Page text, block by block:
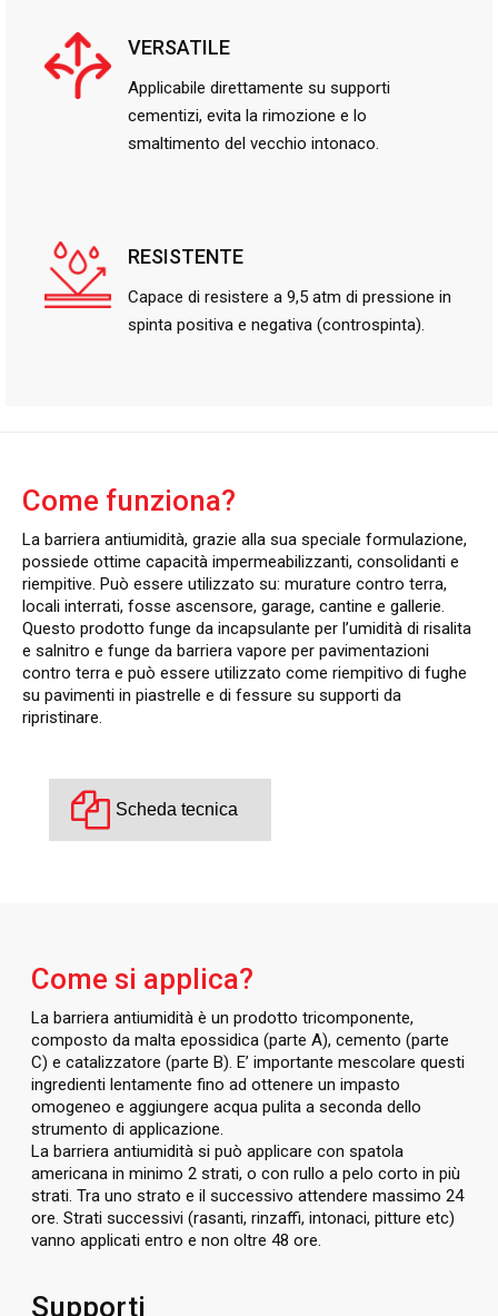
VERSATILE
Applicabile direttamente su supporti
cementizi, evita la rimozione e lo
smaltimento del vecchio intonaco.
RESISTENTE
Capace di resistere a 9,5 atm di pressione in
spinta positiva e negativa (controspinta).
Come funziona?
La barriera antiumidità, grazie alla sua speciale formulazione,
possiede ottime capacità impermeabilizzanti, consolidanti e
riempitive. Può essere utilizzato su: murature contro terra,
locali interrati, fosse ascensore, garage, cantine e gallerie.
Questo prodotto funge da incapsulante per l’umidità di risalita
e salnitro e funge da barriera vapore per pavimentazioni
contro terra e può essere utilizzato come riempitivo di fughe
su pavimenti in piastrelle e di fessure su supporti da
ripristinare.
Scheda tecnica
Come si applica?
La barriera antiumidità è un prodotto tricomponente,
composto da malta epossidica (parte A), cemento (parte
C) e catalizzatore (parte B). E’ importante mescolare questi
ingredienti lentamente fino ad ottenere un impasto
omogeneo e aggiungere acqua pulita a seconda dello
strumento di applicazione.
La barriera antiumidità si può applicare con spatola
americana in minimo 2 strati, o con rullo a pelo corto in più
strati. Tra uno strato e il successivo attendere massimo 24
ore. Strati successivi (rasanti, rinzaffi, intonaci, pitture etc)
vanno applicati entro e non oltre 48 ore.
Supporti